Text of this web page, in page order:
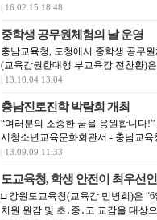
| 16.02.15 18:48
중학생 공무원체험의 날 운영
충남교육청, 도청에서 중학생 공무
(교육감권한대행 부교육감 전찬환)
| 13.10.04 13:04
충남진로진학 박람회 개최
“여러분의 소중한 꿈을 응원합니다
시청소년교육문화회관서 - 충남교육
| 13.09.09 11:33
도교육청, 학생 안전이 최우선
□ 강원도교육청(교육감 민병희)은
치원 원감 및 초․중․고 교감을 대상